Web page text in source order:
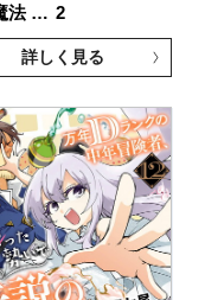
法 … 2
詳しく見る